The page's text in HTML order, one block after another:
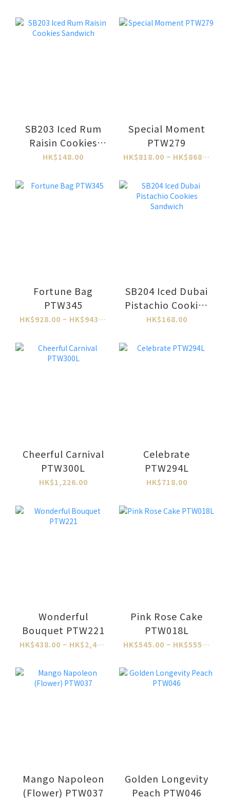
SB203 Iced Rum
Raisin Cookies
Sandwich
HK$148.00
Special Moment
PTW279
HK$818.00 ~ HK$868.00
Fortune Bag
PTW345
HK$928.00 ~ HK$943.00
SB204 Iced Dubai
Pistachio Cookies
Sandwich
HK$168.00
Cheerful Carnival
PTW300L
HK$1,226.00
Celebrate
PTW294L
HK$718.00
Wonderful
Bouquet PTW221
HK$438.00 ~ HK$2,484.00
Pink Rose Cake
PTW018L
HK$545.00 ~ HK$555.00
Mango Napoleon
(Flower) PTW037
Golden Longevity
Peach PTW046